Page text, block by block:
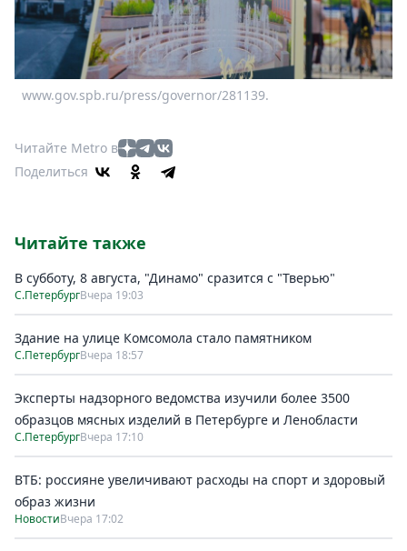
www.gov.spb.ru/press/governor/281139.
Читайте Metro в
Поделиться
Читайте также
В субботу, 8 августа, "Динамо" сразится с "Тверью"
С.ПетербургВчера 19:03
Здание на улице Комсомола стало памятником
С.ПетербургВчера 18:57
Эксперты надзорного ведомства изучили более 3500
образцов мясных изделий в Петербурге и Ленобласти
С.ПетербургВчера 17:10
ВТБ: россияне увеличивают расходы на спорт и здоровый
образ жизни
НовостиВчера 17:02